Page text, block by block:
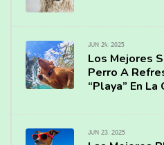
JUN 24, 2025
Los Mejores
Perro A
“Playa” En La
JUN 23, 2025